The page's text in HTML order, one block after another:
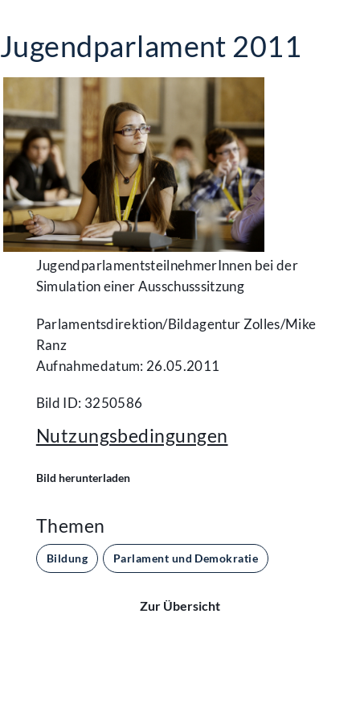
Jugendparlament 2011
JugendparlamentsteilnehmerInnen bei der
Simulation einer Ausschusssitzung
Parlamentsdirektion/​Bildagentur Zolles/​Mike
Ranz
Aufnahmedatum: 26.05.2011
Bild ID: 3250586
Nutzungsbedingungen
Bild herunterladen
Themen
Bildung Parlament und Demokratie
Zur Übersicht